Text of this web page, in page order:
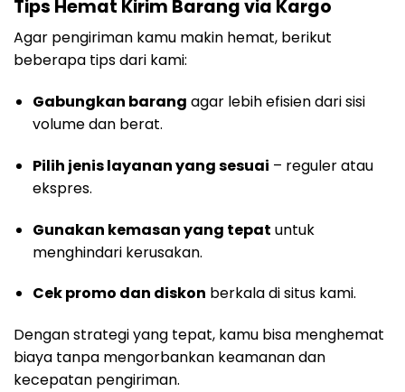
Tips Hemat Kirim Barang via Kargo
Agar pengiriman kamu makin hemat, berikut
beberapa tips dari kami:
Gabungkan barang agar lebih efisien dari sisi
volume dan berat.
Pilih jenis layanan yang sesuai – reguler atau
ekspres.
Gunakan kemasan yang tepat untuk
menghindari kerusakan.
Cek promo dan diskon berkala di situs kami.
Dengan strategi yang tepat, kamu bisa menghemat
biaya tanpa mengorbankan keamanan dan
kecepatan pengiriman.